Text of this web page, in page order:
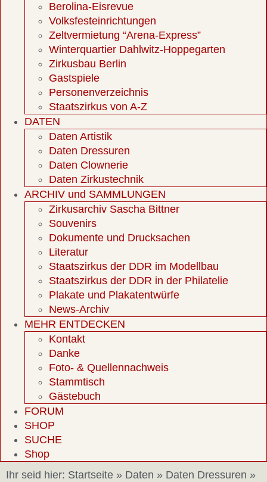
Berolina-Eisrevue
Volksfesteinrichtungen
Zeltvermietung “Arena-Express”
Winterquartier Dahlwitz-Hoppegarten
Zirkusbau Berlin
Gastspiele
Personenverzeichnis
Staatszirkus von A-Z
DATEN
Daten Artistik
Daten Dressuren
Daten Clownerie
Daten Zirkustechnik
ARCHIV und SAMMLUNGEN
Zirkusarchiv Sascha Bittner
Souvenirs
Dokumente und Drucksachen
Literatur
Staatszirkus der DDR im Modellbau
Staatszirkus der DDR in der Philatelie
Plakate und Plakatentwürfe
News-Archiv
MEHR ENTDECKEN
Kontakt
Danke
Foto- & Quellennachweis
Stammtisch
Gästebuch
FORUM
SHOP
SUCHE
Shop
Ihr seid hier: Startseite » Daten » Daten Dressuren »